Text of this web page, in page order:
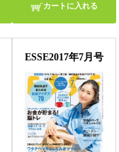
カートに入れる
ESSE2017年7月号